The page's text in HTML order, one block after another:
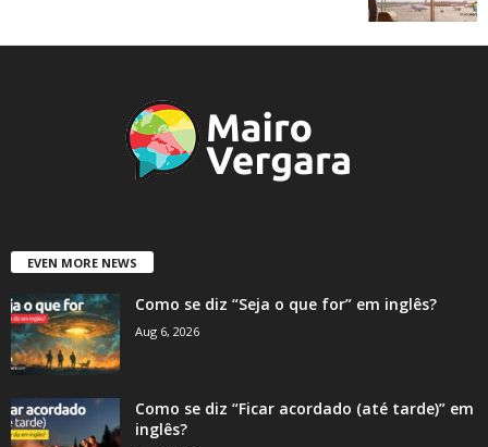
EVEN MORE NEWS
Como se diz “Seja o que for” em inglês?
Aug 6, 2026
Como se diz “Ficar acordado (até tarde)” em
inglês?